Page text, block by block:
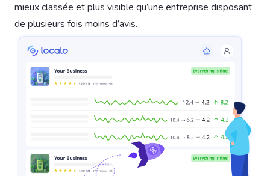
mieux classée et plus visible qu’une entreprise disposant
de plusieurs fois moins d’avis.